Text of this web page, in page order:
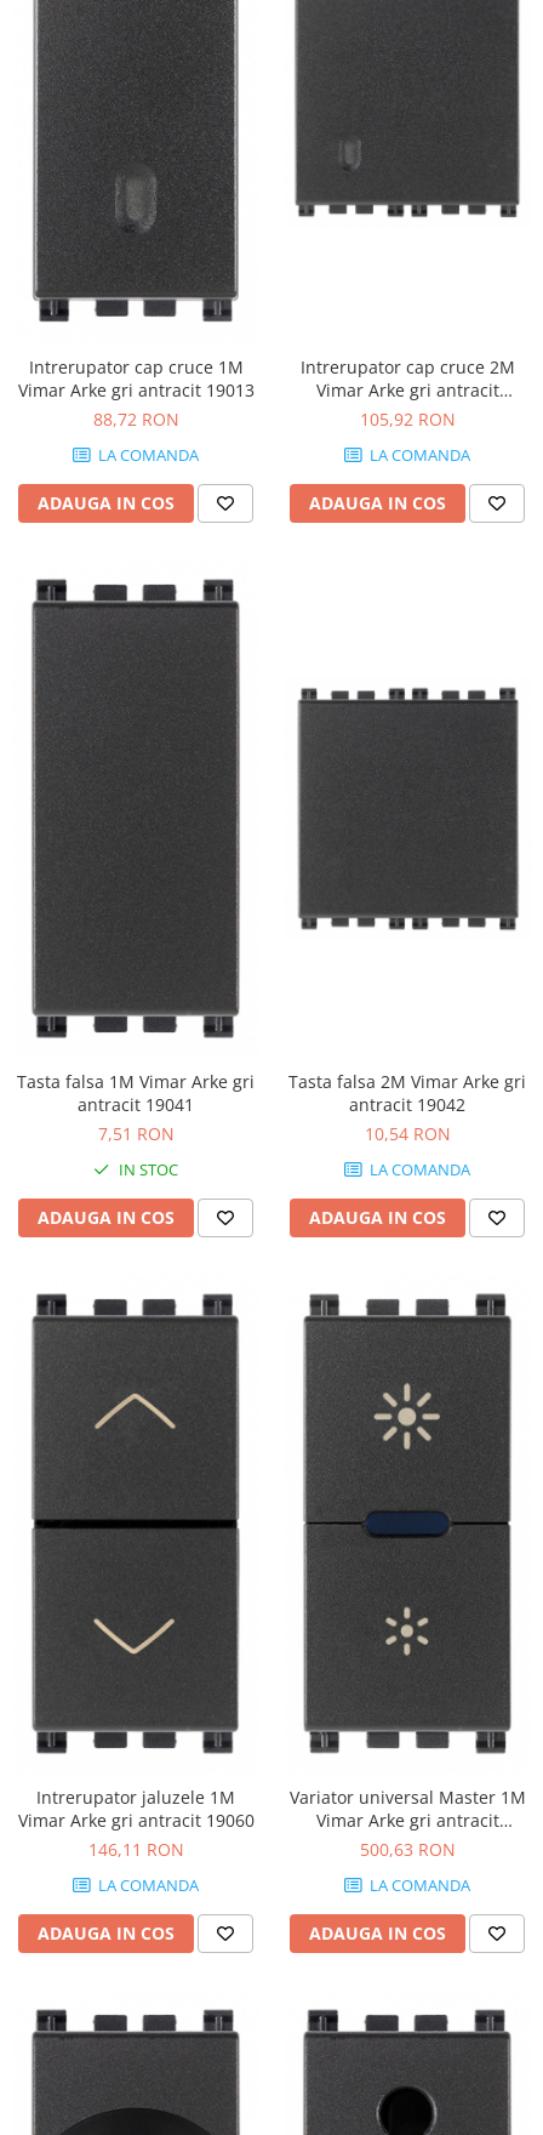
Intrerupator cap cruce 1M
Vimar Arke gri antracit 19013
88,72 RON
LA COMANDA
ADAUGA IN COS
Intrerupator cap cruce 2M
Vimar Arke gri antracit
19013.2
105,92 RON
LA COMANDA
ADAUGA IN COS
Tasta falsa 1M Vimar Arke gri
antracit 19041
7,51 RON
IN STOC
ADAUGA IN COS
Tasta falsa 2M Vimar Arke gri
antracit 19042
10,54 RON
LA COMANDA
ADAUGA IN COS
Intrerupator jaluzele 1M
Vimar Arke gri antracit 19060
146,11 RON
LA COMANDA
ADAUGA IN COS
Variator universal Master 1M
Vimar Arke gri antracit
19135.1
500,63 RON
LA COMANDA
ADAUGA IN COS